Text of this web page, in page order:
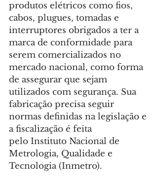
produtos elétricos como fios,
cabos, plugues, tomadas e
interruptores obrigados a ter a
marca de conformidade para
serem comercializados no
mercado nacional, como forma
de assegurar que sejam
utilizados com segurança. Sua
fabricação precisa seguir
normas definidas na legislação e
a fiscalização é feita
pelo Instituto Nacional de
Metrologia, Qualidade e
Tecnologia (Inmetro).